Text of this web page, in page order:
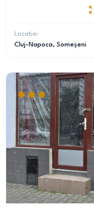
Locație:
Cluj-Napoca, Someșeni